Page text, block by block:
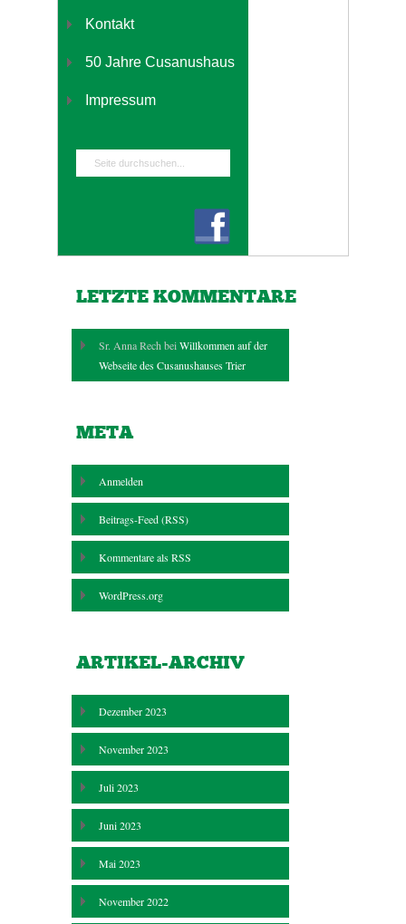
Kontakt
50 Jahre Cusanushaus
Impressum
LETZTE KOMMENTARE
Sr. Anna Rech beiWillkommen auf der
Webseite des Cusanushauses Trier
META
Anmelden
Beitrags-Feed (RSS)
Kommentare alsRSS
WordPress.org
ARTIKEL-ARCHIV
Dezember 2023
November 2023
Juli 2023
Juni 2023
Mai 2023
November 2022